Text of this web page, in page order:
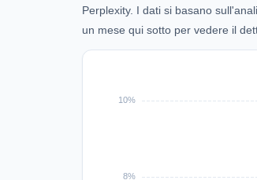
Perplexity. I dati si basano
un mese qui sotto per vedere il